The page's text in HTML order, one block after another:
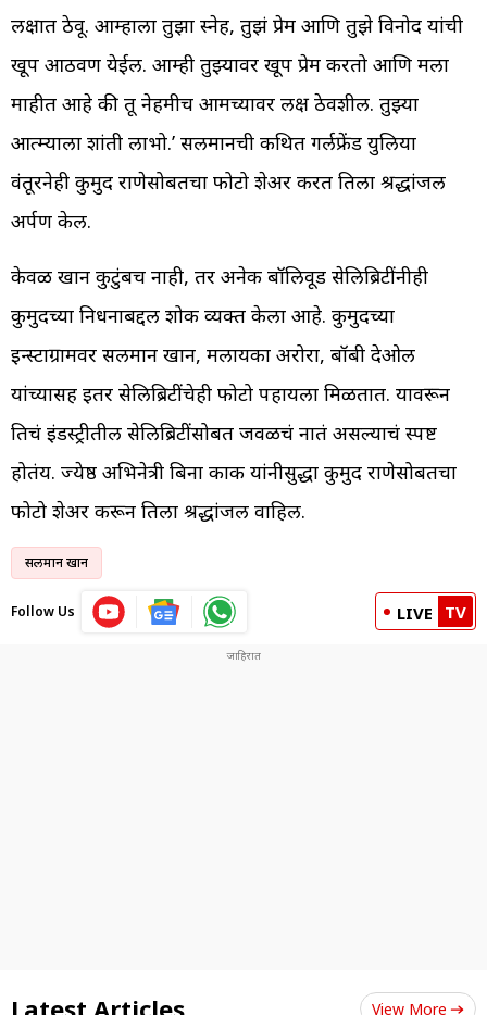
लक्षात ठेवू. आम्हाला तुझा स्नेह, तुझं प्रेम आणि तुझे विनोद यांची
खूप आठवण येईल. आम्ही तुझ्यावर खूप प्रेम करतो आणि मला
माहीत आहे की तू नेहमीच आमच्यावर लक्ष ठेवशील. तुझ्या
आत्म्याला शांती लाभो.’ सलमानची कथित गर्लफ्रेंड युलिया
वंतूरनेही कुमुद राणेसोबतचा फोटो शेअर करत तिला श्रद्धांजली
अर्पण केली.
केवळ खान कुटुंबच नाही, तर अनेक बॉलिवूड सेलिब्रिटींनीही
कुमुदच्या निधनाबद्दल शोक व्यक्त केला आहे. कुमुदच्या
इन्स्टाग्रामवर सलमान खान, मलायका अरोरा, बॉबी देओल
यांच्यासह इतर सेलिब्रिटींचेही फोटो पहायला मिळतात. यावरून
तिचं इंडस्ट्रीतील सेलिब्रिटींसोबत जवळचं नातं असल्याचं स्पष्ट
होतंय. ज्येष्ठ अभिनेत्री बिना काक यांनीसुद्धा कुमुद राणेसोबतचा
फोटो शेअर करून तिला श्रद्धांजली वाहिली.
सलमान खान
Follow Us LIVE TV
Latest Articles View More